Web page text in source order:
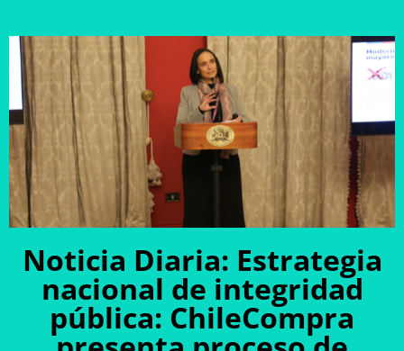
Noticia Diaria: Estrategia
nacional de integridad
pública: ChileCompra